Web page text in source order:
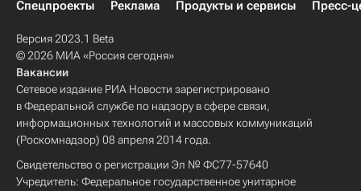
Спецпроекты
Реклама Продукты и сервисы Пресс-
Версия 2023.1 Beta
© 2026 МИА «Россия сегодня»
Вакансии
Сетевое издание РИА Новости зарегистрировано
в Федеральной службе по надзору в сфере связи,
информационных технологий и массовых коммуникаций
(Роскомнадзор) 08 апреля 2014 года.
Свидетельство о регистрации Эл № ФС77-57640
Учредитель: Федеральное государственное унитарное